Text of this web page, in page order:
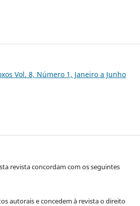
Vol. 8, Número 1, Janeiro a Junho
revista concordam com os seguintes
autorais e concedem à revista o direito